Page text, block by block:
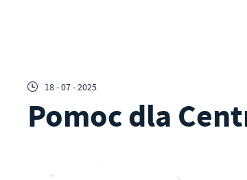
18 - 07 - 2025
Pomoc dla